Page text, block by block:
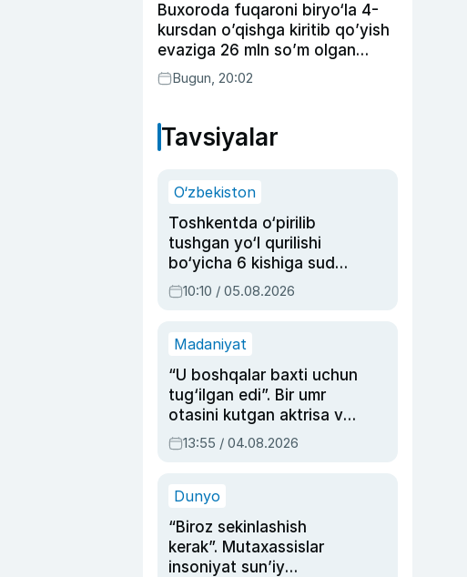
Buxoroda fuqaroni biryo‘la 4-
kursdan o’qishga kiritib qo’yish
evaziga 26 mln so’m olgan
shaxs ushlandi
Bugun, 20:02
Tavsiyalar
O‘zbekiston
Toshkentda o‘pirilib
tushgan yo‘l qurilishi
bo‘yicha 6 kishiga sud
hukmi o‘qildi
10:10 / 05.08.2026
Madaniyat
“U boshqalar baxti uchun
tug‘ilgan edi”. Bir umr
otasini kutgan aktrisa va
dublyaj ustasi Rimma
Ahmedovaning
13:55 / 04.08.2026
Dunyo
“Biroz sekinlashish
kerak”. Mutaxassislar
insoniyat sun’iy